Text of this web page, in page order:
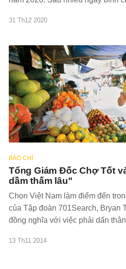
điện tử của Best Innovation Award
31 Th12 2020
BÁO CHÍ
Tổng Giám Đốc Chợ Tốt
dầm thấm lâu"
Chọn Việt Nam làm điểm đến
của Tập đoàn 701Search, Bryan
đồng nghĩa với việc phải dấn
Tổng giám đốc của Chợ Tốt.
13 Th11 2014